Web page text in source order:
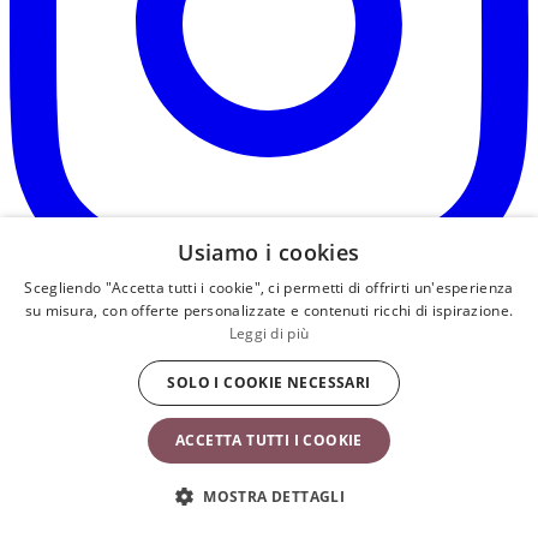
Usiamo i cookies
Scegliendo "Accetta tutti i cookie", ci permetti di offrirti un'esperienza
su misura, con offerte personalizzate e contenuti ricchi di ispirazione.
Leggi di più
ACCETTA TUTTI I COOKIE
SOLO I COOKIE NECESSARI
MOSTRA DETTAGLI